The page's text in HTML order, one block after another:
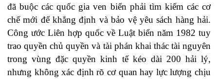
đã buộc các quốc gia ven biển phải tìm kiếm các cơ
chế mới để khẳng định và bảo vệ yêu sách hàng hải.
Công ước Liên hợp quốc về Luật biển năm 1982 tuy
trao quyền chủ quyền và tài phán khai thác tài nguyên
trong vùng đặc quyền kinh tế kéo dài 200 hải lý,
nhưng không xác định rõ cơ quan hay lực lượng chịu